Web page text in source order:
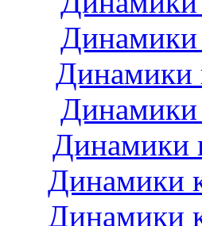
Динамики
Динамики
Динамики
Динамики
Динамики
Динамики